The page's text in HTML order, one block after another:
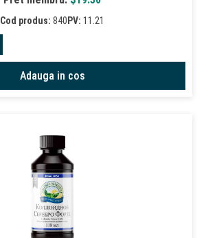
Cod produs: 840 PV: 11.21
Adauga in cos